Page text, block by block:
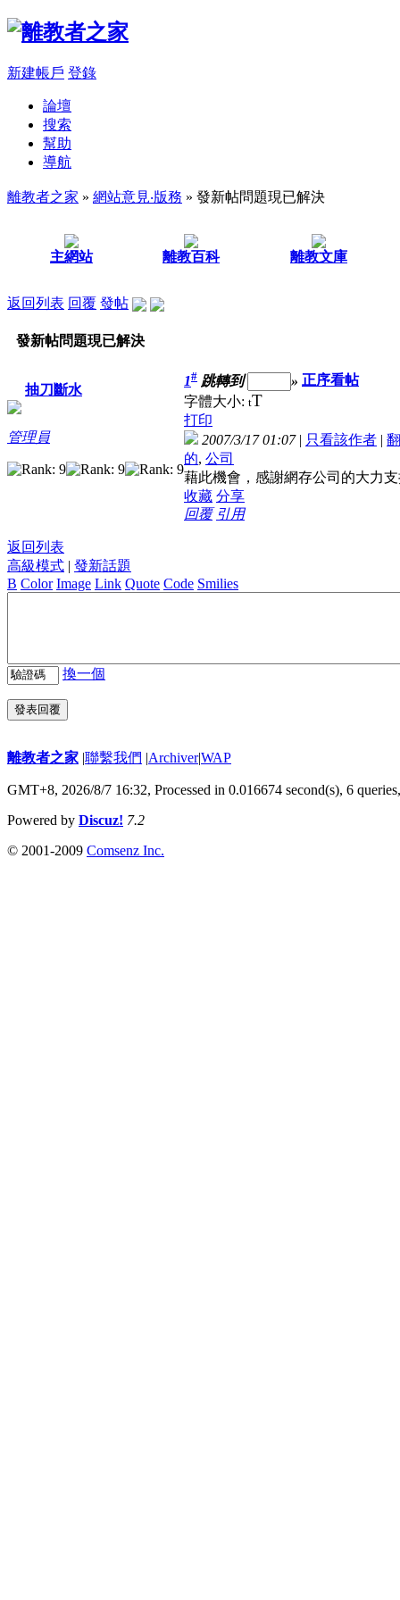
新建帳戶 登錄
論壇
搜索
幫助
導航
離教者之家 » 網站意見‧版務 » 發新帖問題現已解決
主網站 離教百科 離教文庫
返回列表 回覆 發帖
發新帖問題現已解決
抽刀斷水
管理員
1# 跳轉到 » 正序看帖
字體大小: tT
打印
2007/3/17 01:07| 只看該作者 |
的, 公司
藉此機會，感謝網存公司的大力
收藏 分享
回覆 引用
返回列表
高級模式 | 發新話題
B Color Image Link Quote Code Smilies
換一個
發表回覆
離教者之家 |聯繫我們 |Archiver|WAP
GMT+8, 2026/8/7 16:32, Processed in 0.016674 second(s), 6
Powered by Discuz! 7.2
© 2001-2009 Comsenz Inc.